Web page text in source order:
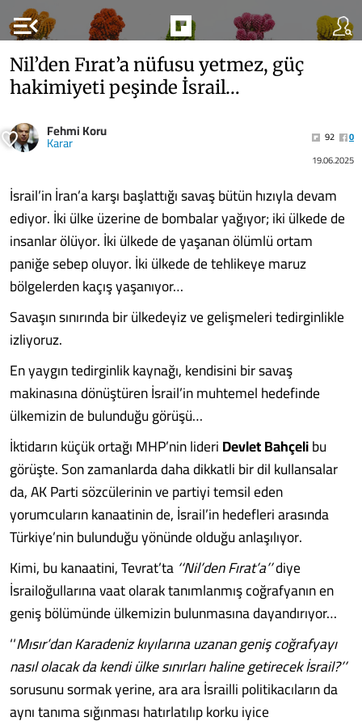
menu_open
Nil’den Fırat’a nüfusu yetmez, güç
hakimiyeti peşinde İsrail…
Fehmi Koru
Karar 92
0
19.06.2025
İsrail’in İran’a karşı başlattığı savaş bütün hızıyla devam
ediyor. İki ülke üzerine de bombalar yağıyor; iki ülkede de
insanlar ölüyor. İki ülkede de yaşanan ölümlü ortam
paniğe sebep oluyor. İki ülkede de tehlikeye maruz
bölgelerden kaçış yaşanıyor…
Savaşın sınırında bir ülkedeyiz ve gelişmeleri tedirginlikle
izliyoruz.
En yaygın tedirginlik kaynağı, kendisini bir savaş
makinasına dönüştüren İsrail’in muhtemel hedefinde
ülkemizin de bulunduğu görüşü…
İktidarın küçük ortağı MHP’nin lideriDevlet Bahçelibu
görüşte. Son zamanlarda daha dikkatli bir dil kullansalar
da, AK Parti sözcülerinin ve partiyi temsil eden
yorumcuların kanaatinin de, İsrail’in hedefleri arasında
Türkiye’nin bulunduğu yönünde olduğu anlaşılıyor.
Kimi, bu kanaatini, Tevrat’ta ‘‘Nil’den Fırat’a’’diye
İsrailoğullarına vaat olarak tanımlanmış coğrafyanın en
geniş bölümünde ülkemizin bulunmasına dayandırıyor…
‘‘Mısır’dan Karadeniz kıyılarına uzanan geniş coğrafyayı
nasıl olacak da kendi ülke sınırları haline getirecek İsrail?’’
sorusunu sormak yerine, ara ara İsrailli politikacıların da
aynı tanıma sığınması hatırlatılıp korku iyice